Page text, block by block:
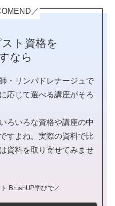
／
ト資格を
なら
・リンパドレナージュで
応じて選べる講座がそろ
ろいろな資格や講座の中
すよね。実際の資料で比
資料を取り寄せてみませ
BrushUP学びで／